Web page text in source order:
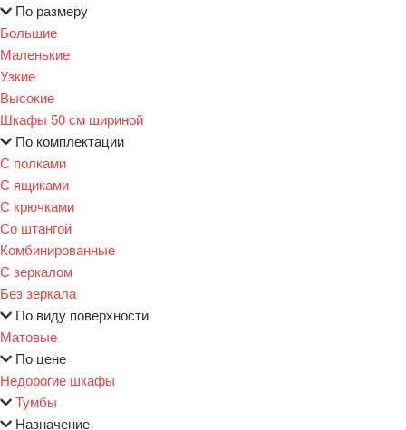
По размеру
Большие
Маленькие
Узкие
Высокие
Шкафы 50 см шириной
По комплектации
С полками
С ящиками
С крючками
Со штангой
Комбинированные
С зеркалом
Без зеркала
По виду поверхности
Матовые
По цене
Недорогие шкафы
Тумбы
Назначение